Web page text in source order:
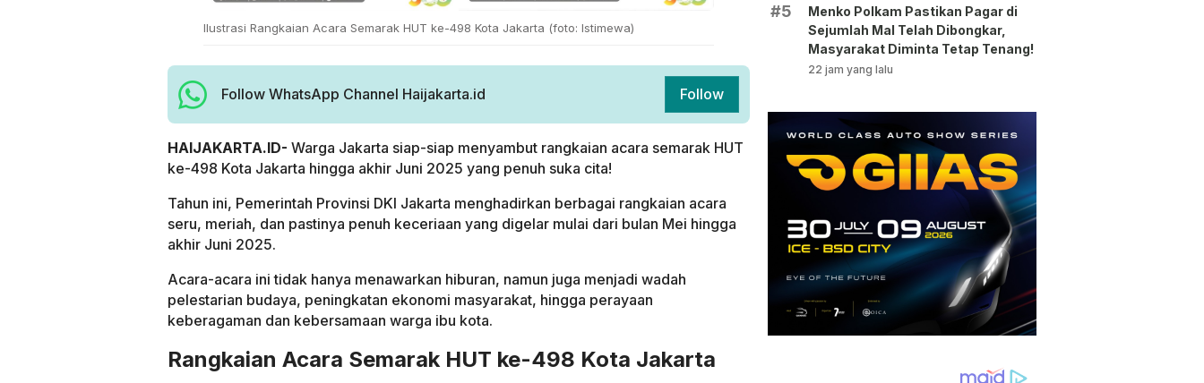
Ilustrasi Rangkaian Acara Semarak HUT ke-498 Kota Jakarta (foto: Istimewa)
Follow WhatsApp Channel Haijakarta.id Follow
HAIJAKARTA.ID- Warga Jakarta siap-siap menyambut rangkaian acara semarak HUT
ke-498 Kota Jakarta hingga akhir Juni 2025 yang penuh suka cita!
Tahun ini, Pemerintah Provinsi DKI Jakarta menghadirkan berbagai rangkaian acara
seru, meriah, dan pastinya penuh keceriaan yang digelar mulai dari bulan Mei hingga
akhir Juni 2025.
Acara-acara ini tidak hanya menawarkan hiburan, namun juga menjadi wadah
pelestarian budaya, peningkatan ekonomi masyarakat, hingga perayaan
keberagaman dan kebersamaan warga ibu kota.
Rangkaian Acara Semarak HUT ke-498 Kota Jakarta
#5
Menko Polkam Pastikan Pagar di
Sejumlah Mal Telah Dibongkar,
Masyarakat Diminta Tetap Tenang!
22 jam yang lalu